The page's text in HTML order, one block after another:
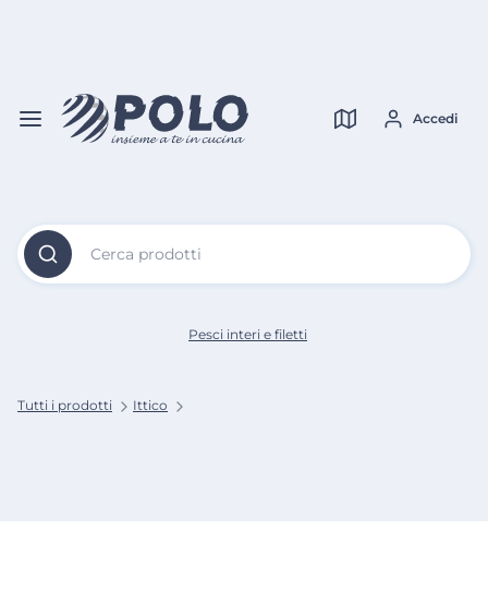
Cerca prodotti
Accedi
Tutti i prodotti Ittico
Pesci interi e filetti